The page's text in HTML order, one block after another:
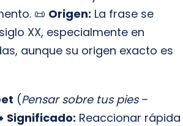
📜 Origen: La frase se
XX, especialmente en
aunque su origen exacto es
(Pensar sobre tus pies–
Significado: Reaccionar rápida